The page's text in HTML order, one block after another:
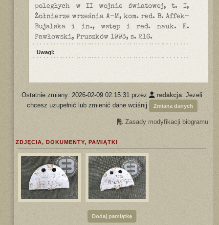
poległych w II wojnie światowej, t. I,
Żołnierze września A-M, kom. red. B. Affek-
Bujalska i in., wstęp i red. nauk. E.
Pawłowski, Pruszków 1993, s. 216.
Uwagi:
Ostatnie zmiany: 2026-02-09 02:15:31 przez redakcja. Jeżeli
chcesz uzupełnić lub zmienić dane wciśnij
Zmiana danych
Zasady modyfikacji biogramu
ZDJĘCIA, DOKUMENTY, PAMIĄTKI
Dodaj pamiątkę